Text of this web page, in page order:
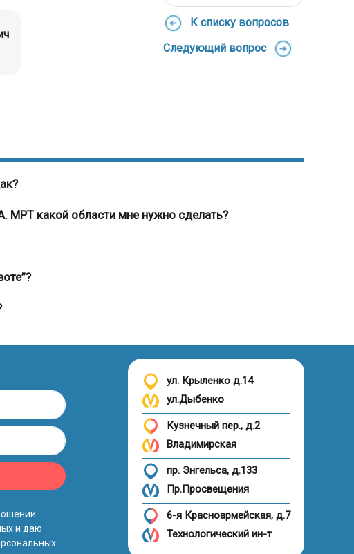
К списку вопросов
Следующий вопрос
МРТ какой области мне нужно сделать?
и даю
ул. Крыленко д.14
ул.Дыбенко
Кузнечный пер., д.2
Владимирская
пр. Энгельса, д.133
Пр.Просвещения
6-я Красноармейская, д.7
Технологический ин-т